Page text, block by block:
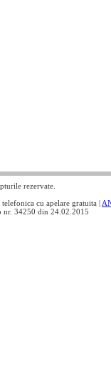
rezervate.
cu apelare gratuita |
nr. 34250 din 24.02.2015